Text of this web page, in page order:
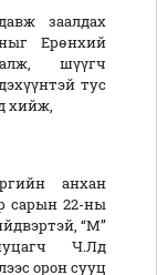
заалдах
Ерөнхий
шүүгч
тус
хийж,
анхан
сарын 22-ны
“М”
Ч.Лд
орон сууц